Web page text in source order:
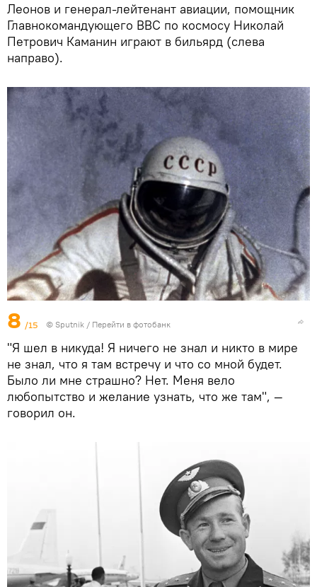
Леонов и генерал-лейтенант авиации, помощник
Главнокомандующего ВВС по космосу Николай
Петрович Каманин играют в бильярд (слева
направо).
8 /15 © Sputnik / Перейти в фотобанк
"Я шел в никуда! Я ничего не знал и никто в мире
не знал, что я там встречу и что со мной будет.
Было ли мне страшно? Нет. Меня вело
любопытство и желание узнать, что же там", —
говорил он.